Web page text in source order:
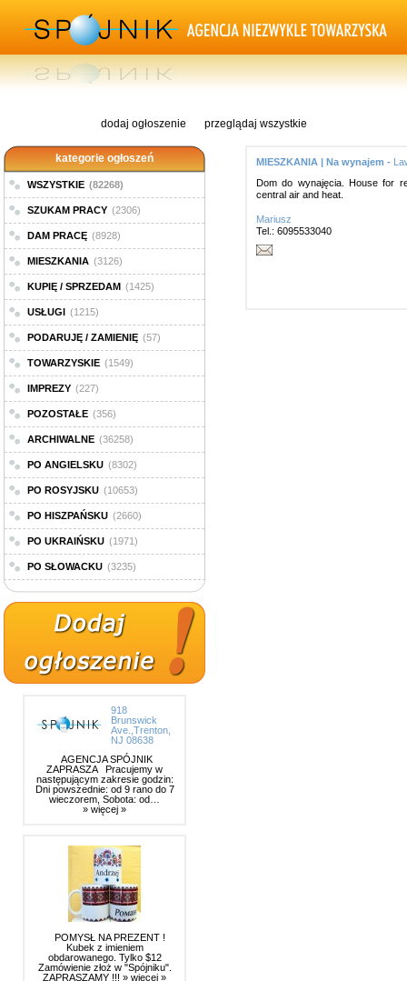
dodaj ogłoszenie przeglądaj wszystkie
kategorie ogłoszeń
WSZYSTKIE (82268)
SZUKAM PRACY (2306)
DAM PRACĘ (8928)
MIESZKANIA (3126)
KUPIĘ / SPRZEDAM (1425)
USŁUGI (1215)
PODARUJĘ / ZAMIENIĘ (57)
TOWARZYSKIE (1549)
IMPREZY (227)
POZOSTAŁE (356)
ARCHIWALNE (36258)
PO ANGIELSKU (8302)
PO ROSYJSKU (10653)
PO HISZPAŃSKU (2660)
PO UKRAIŃSKU (1971)
PO SŁOWACKU (3235)
918
Brunswick
Ave.,Trenton,
NJ 08638
AGENCJA SPÓJNIK
ZAPRASZA Pracujemy w
następującym zakresie godzin:
Dni powszednie: od 9 rano do 7
wieczorem, Sobota: od…
» więcej »
POMYSŁ NA PREZENT !
Kubek z imieniem
obdarowanego. Tylko $12
Zamówienie złoż w "Spójniku".
ZAPRASZAMY !!! » więcej »
MIESZKANIA | Na wynajem -
Dom do wynajęcia. House for
central air and heat.
Mariusz
Tel.: 6095533040